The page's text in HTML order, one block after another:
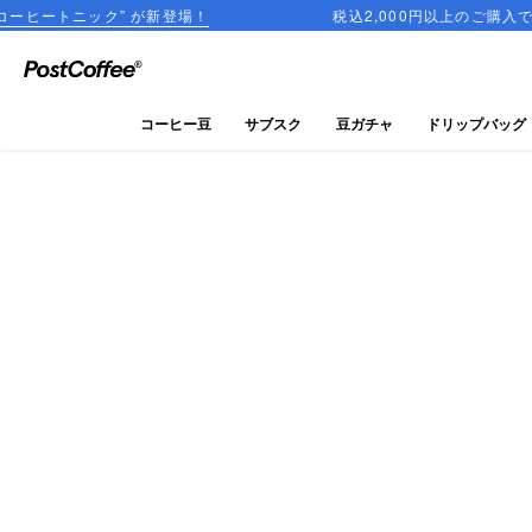
が新登場！ 税込2,000円以上のご購入で送料無料
close
コーヒー豆 サブスク 豆ガチャ ドリップバッグ